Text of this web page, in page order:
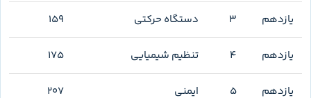
طراحی شده که تست‌های اصلی را با کیفیت قابل قبول پشت سر
گذاشته. رفتن مستقیم به این بخش صرفاً به‌خاطر سخت‌پسندبودن،
ممکنه تعداد خطا را بالا ببرد بدون اینکه یادگیری عمیق‌تری بسازد.
دقیق بخوانی، قیدها را تشخیص بدهی و دلیل رد گزینه‌ها را